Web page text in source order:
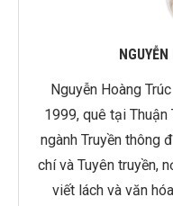
Nguyễn Hoàng
1999, quê tại Thuận
ngành Truyền thông
chí và Tuyên truyền,
viết lách và văn